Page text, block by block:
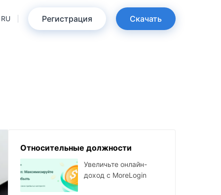
RU Регистрация Скачать
Относительные должности
Увеличьте онлайн-
доход с MoreLogin